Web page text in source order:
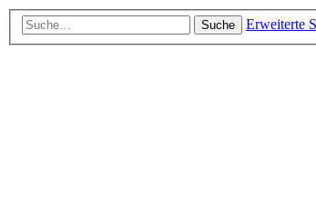
Suche Erweiterte